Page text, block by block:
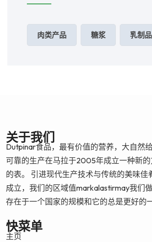
肉类产品 糖浆 乳制品
关于我们
Dutpinar食品，最有价值的营养，大自然
可靠的生产在马拉于2005年成立一种新
的表。 引进现代生产技术与传统的美味佳
成立，我们的区域值markalastirmay我们
存在于一个国家的规模和它的总是更好的一
快菜单
主页